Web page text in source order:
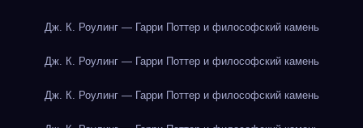
Дж. К. Роулинг — Гарри Поттер и философский камень
Дж. К. Роулинг — Гарри Поттер и философский камень
Дж. К. Роулинг — Гарри Поттер и философский камень